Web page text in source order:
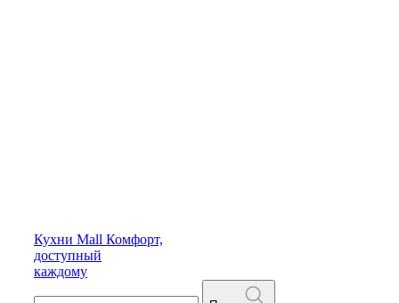
Кухни Mall Комфорт,
доступный
каждому